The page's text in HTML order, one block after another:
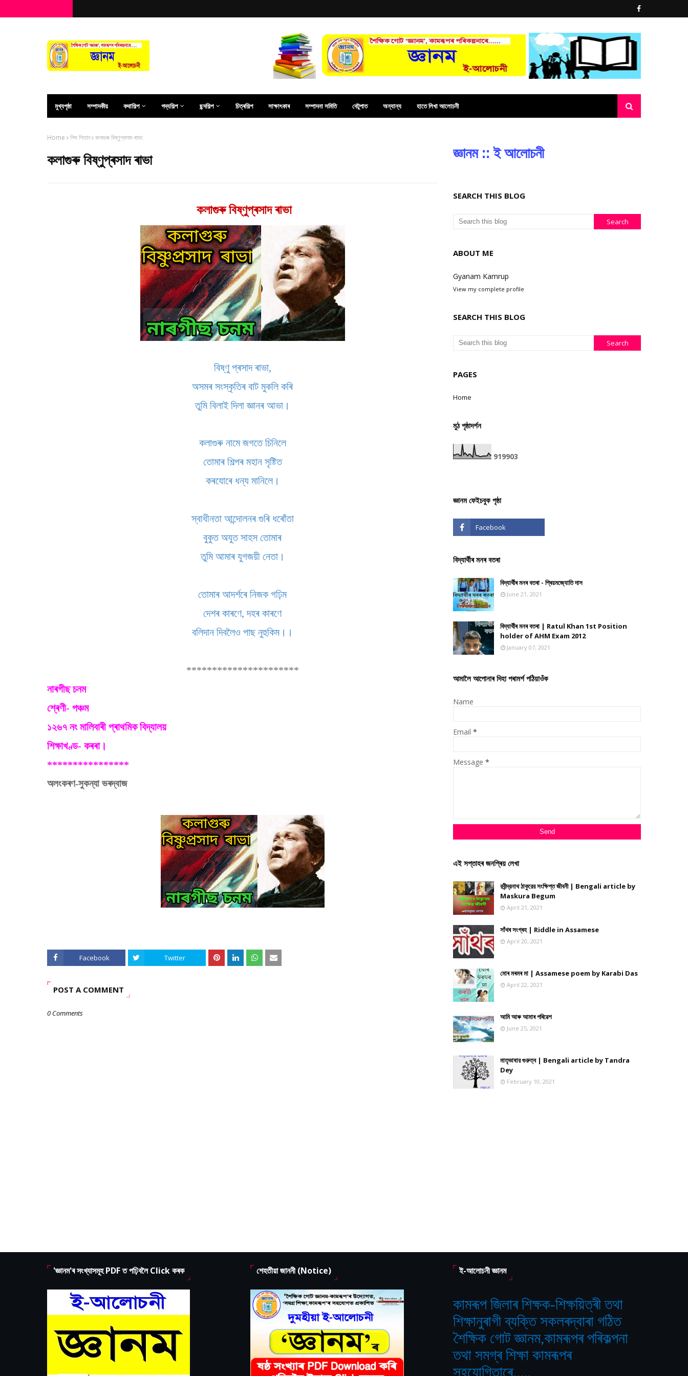
মুখ্যপৃষ্ঠা সম্পাদকীয় কথাশিল্প গদ্যশিল্প ছন্দশিল্প চিত্ৰশিল্প সাক্ষাৎকাৰ সম্পাদনা সমিতি বেটুপাত অন্যান্য হাতে লিখা আলোচনী
Home শিশু শিতান কলাগুৰু বিষ্ণুপ্ৰসাদ ৰাভা
কলাগুৰু বিষ্ণুপ্ৰসাদ ৰাভা
কলাগুৰু বিষ্ণুপ্ৰসাদ ৰাভা
বিষ্ণু প্ৰসাদ ৰাভা,
অসমৰ সংস্কৃতিৰ বাট মুকলি কৰি
তুমি বিলাই দিলা জ্ঞানৰ আভা।
কলাগুৰু নামে জগতে চিনিলে
তোমাৰ শিল্পৰ মহান সৃষ্টিত
কৰযোৰে ধন্য মানিলে।
স্বাধীনতা আন্দোলনৰ গুৰি ধৰোঁতা
বুকুত অযুত সাহস তোমাৰ
তুমি আমাৰ যুগজয়ী নেতা।
তোমাৰ আদৰ্শৰে নিজক গঢ়িম
দেশৰ কাৰণে, দহৰ কাৰণে
বলিদান দিবলৈও পাছ নুহুকিম।।
**********************
নাৰগীছ চনম
শ্ৰেণী- পঞ্চম
১২৬৭ নং মালিবাৰী প্ৰাথমিক বিদ্যালয়
শিক্ষাখণ্ড- কৰৰা।
****************
অলংকৰণ-সুকন্যা ভৰদ্বাজ
Facebook Twitter
POST A COMMENT
0 Comments
জ্ঞানম :: ই আলোচনী
SEARCH THIS BLOG
ABOUT ME
Gyanam Kamrup
View my complete profile
SEARCH THIS BLOG
PAGES
Home
মুঠ পৃষ্ঠাদৰ্শন
919903
জ্ঞানম ফেইচবুক পৃষ্ঠা
বিদ্যাৰ্থীৰ মনৰ বতৰা
বিদ্যাৰ্থীৰ মনৰ বতৰা - প্ৰিয়মজ্যোতি দাস
June 21, 2021
বিদ্যাৰ্থীৰ মনৰ বতৰা | Ratul Khan 1st Position
holder of AHM Exam 2012
January 07, 2021
আমালৈ আপোনাৰ দিহা পৰামৰ্শ পঠিয়াওঁক
Name
Email*
Message*
এই সপ্তাহৰ জনপ্ৰিয় লেখা
রবীন্দ্রনাথ ঠাকুরের সংক্ষিপ্ত জীবনী | Bengali article by
Maskura Begum
April 21, 2021
সাঁথৰ সংগ্ৰহ | Riddle in Assamese
April 20, 2021
মোৰ মৰমৰ মা | Assamese poem by Karabi Das
April 22, 2021
আমি আৰু আমাৰ পৰিৱেশ
June 25, 2021
মাতৃভাষার গুরুত্ব | Bengali article by Tandra
Dey
February 10, 2021
'জ্ঞানম'ৰ সংখ্যাসমূহ PDF ত পঢ়িবলৈ Click কৰক শেহতীয়া জাননী (Notice) ই-আলোচনী জ্ঞানম
কামৰূপ জিলাৰ শিক্ষক-শিক্ষয়িত্ৰী তথা
শিক্ষানুৰাগী ব্যক্তি সকলৰদ্বাৰা গঠিত
‘শৈক্ষিক গোট জ্ঞানম,কামৰূপৰ পৰিকল্পনা
তথা সমগ্ৰ শিক্ষা কামৰূপৰ
সহযোগিতাৰে.....